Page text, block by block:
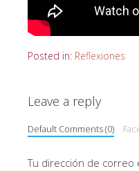
Posted in: Reflexiones
Leave a reply
Default Comments (0)
Tu dirección de correo